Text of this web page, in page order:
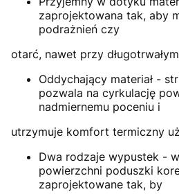
zaprojektowana tak, aby
podrażnień czy
otarć, nawet przy
Oddychający materiał -
pozwala na cyrkulację
nadmiernemu poceniu i
utrzymuje komfort termiczny
Dwa rodzaje wypustek -
powierzchni poduszki
zaprojektowane tak, by